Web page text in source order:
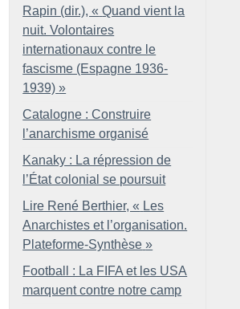
Rapin (dir.), « Quand vient la
nuit. Volontaires
internationaux contre le
fascisme (Espagne 1936-
1939) »
Catalogne : Construire
l’anarchisme organisé
Kanaky : La répression de
l’État colonial se poursuit
Lire René Berthier, « Les
Anarchistes et l’organisation.
Plateforme-Synthèse »
Football : La FIFA et les USA
marquent contre notre camp